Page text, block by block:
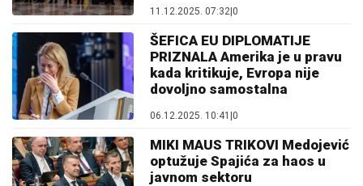
11.12.2025. 07:32 0
ŠEFICA EU DIPLOMATIJE
PRIZNALA Amerika je u pravu
kada kritikuje, Evropa nije
dovoljno samostalna
06.12.2025. 10:41 0
MIKI MAUS TRIKOVI Medojević
optužuje Spajića za haos u
javnom sektoru